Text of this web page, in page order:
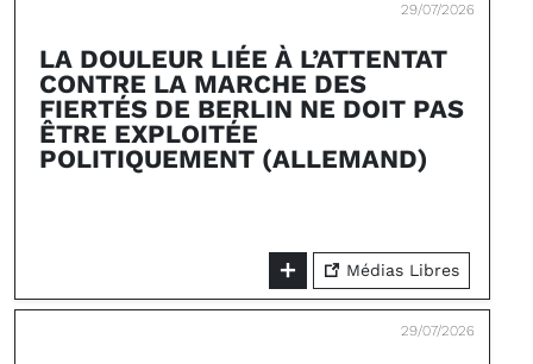
29/07/2026
LA DOULEUR LIÉE À L’ATTENTAT
CONTRE LA MARCHE DES
FIERTÉS DE BERLIN NE DOIT PAS
ÊTRE EXPLOITÉE
POLITIQUEMENT (ALLEMAND)
Médias Libres
29/07/2026